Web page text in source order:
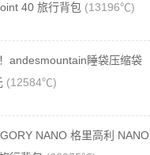
40 旅行背包 (13196℃)
andesmountain睡袋压缩袋
(12584℃)
NANO 格里高利 NANO